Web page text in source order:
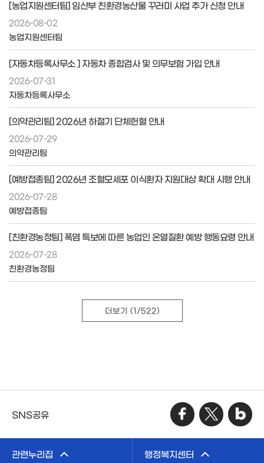
[농업지원센터팀] 임산부 친환경농산물 꾸러미 사업 추가 신청 안내
2026-08-02
농업지원센터팀
[자동차등록사무소 ] 자동차 종합검사 및 의무보험 가입 안내
2026-07-31
자동차등록사무소
[의약관리팀] 2026년 하절기 단체헌혈 안내
2026-07-29
의약관리팀
[예방접종팀] 2026년 조혈모세포 이식환자 지원대상 확대 시행 안내
2026-07-28
예방접종팀
[친환경농정팀] 폭염 특보에 따른 농업인 온열질환 예방 행동요령 안내
2026-07-28
친환경농정팀
더보기 (1/522)
SNS공유
관련누리집 행정복지센터